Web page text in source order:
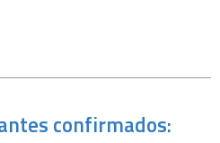
confirmados: